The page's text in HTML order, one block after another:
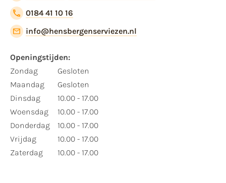
0184 41 10 16
info@hensbergenserviezen.nl
Openingstijden:
Zondag
Maandag
Dinsdag
Woensdag
Donderdag
Vrijdag
Zaterdag
Gesloten
Gesloten
10.00 - 17.00
10.00 - 17.00
10.00 - 17.00
10.00 - 17.00
10.00 - 17.00